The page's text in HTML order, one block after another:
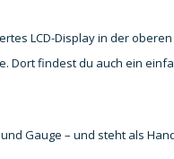
LCD-Display in der
Dort findest du auch ein
Gauge – und steht als